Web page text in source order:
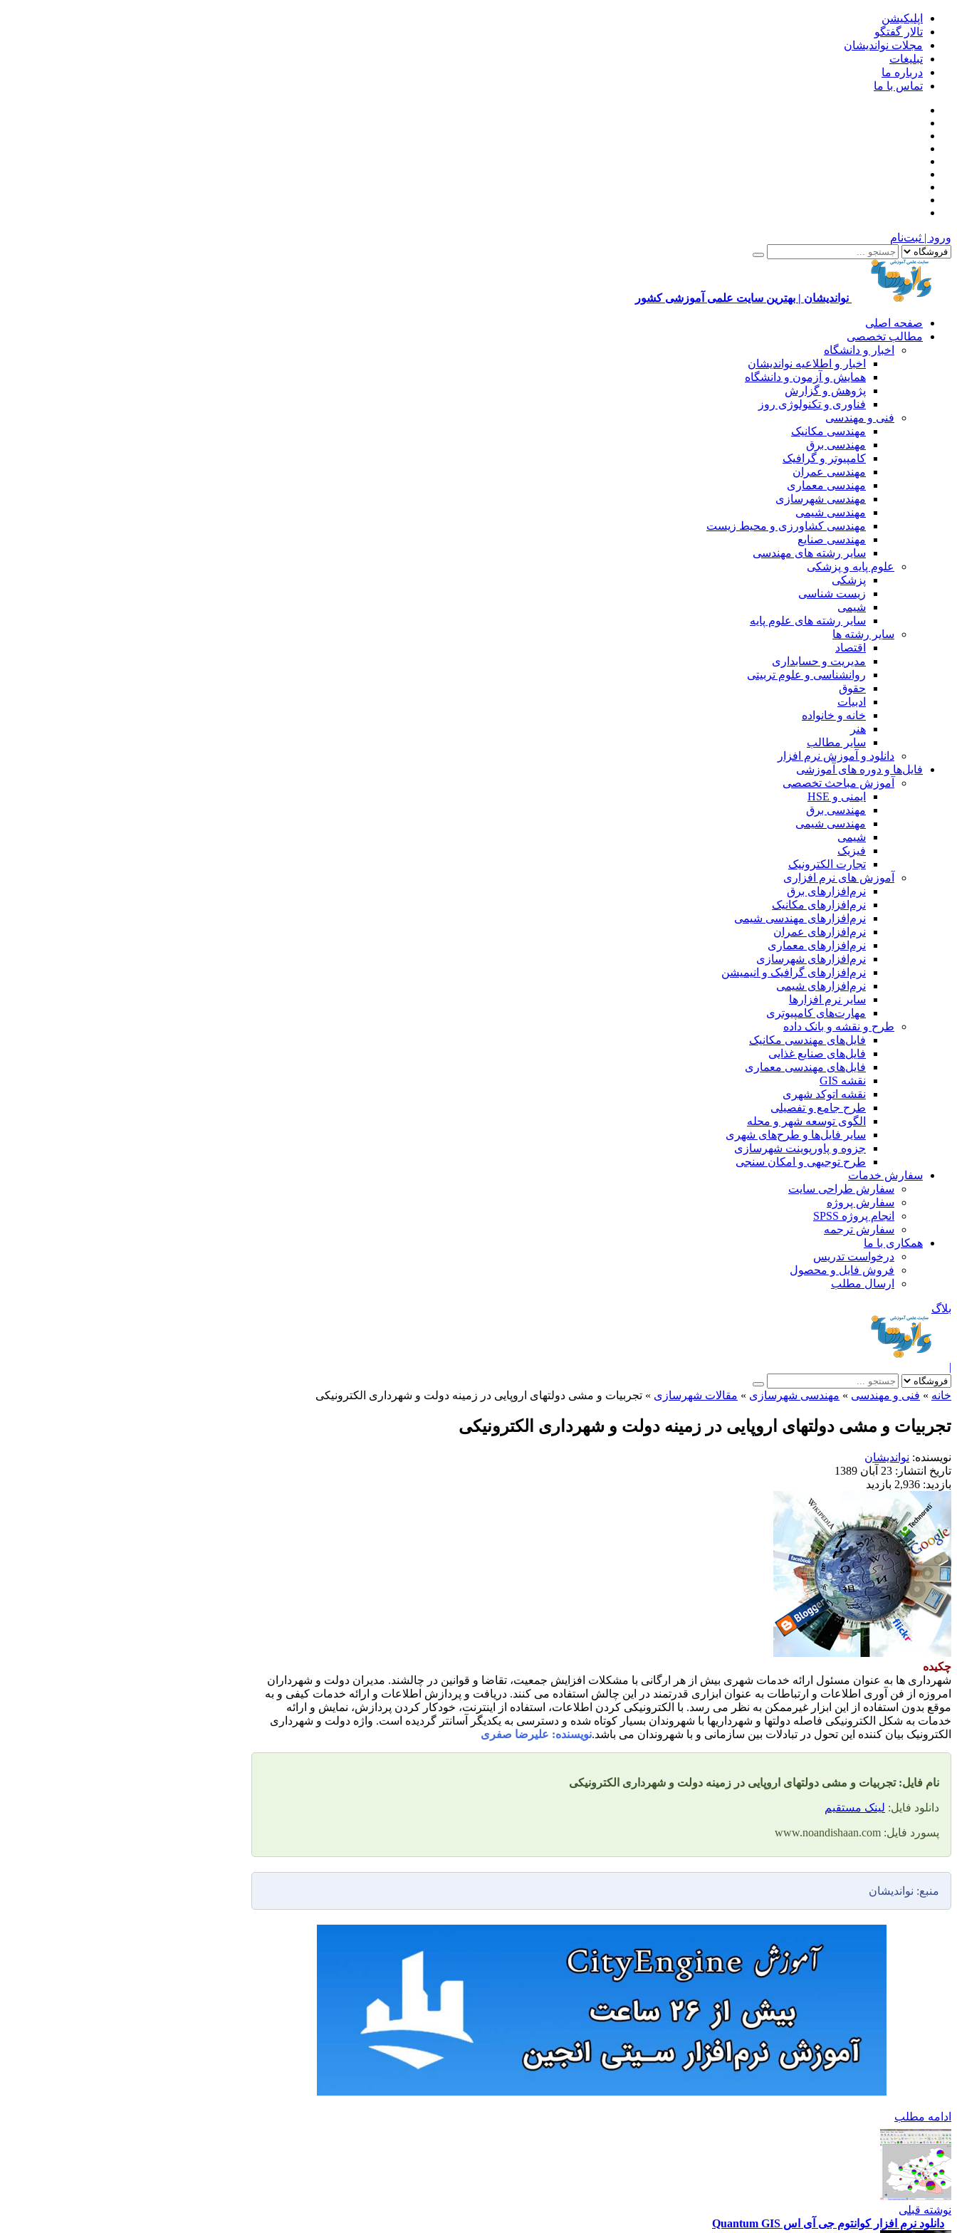
اپلیکیشن
تالار گفتگو
مجلات نواندیشان
تبلیغات
درباره ما
تماس با ما
ورود | ثبت‌نام
نواندیشان | بهترین سایت علمی آموزشی کشور
صفحه اصلی
مطالب تخصصی
اخبار و دانشگاه
اخبار و اطلاعیه نواندیشان
همایش و آزمون و دانشگاه
پژوهش و گزارش
فناوری و تکنولوژی روز
فنی و مهندسی
مهندسی مکانیک
مهندسی برق
کامپیوتر و گرافیک
مهندسی عمران
مهندسی معماری
مهندسی شهرسازی
مهندسی شیمی
مهندسی کشاورزی و محیط زیست
مهندسی صنایع
سایر رشته های مهندسی
علوم پایه و پزشکی
پزشکی
زیست شناسی
شیمی
سایر رشته های علوم پایه
سایر رشته ها
اقتصاد
مدیریت و حسابداری
روانشناسی و علوم تربیتی
حقوق
ادبیات
خانه و خانواده
هنر
سایر مطالب
دانلود و آموزش نرم افزار
فایل‌ها و دوره های آموزشی
آموزش مباحث تخصصی
ایمنی و HSE
مهندسی برق
مهندسی شیمی
شیمی
فیزیک
تجارت الکترونیک
آموزش های نرم افزاری
نرم‌افزارهای برق
نرم‌افزارهای مکانیک
نرم‌افزارهای مهندسی شیمی
نرم‌افزارهای عمران
نرم‌افزارهای معماری
نرم‌افزارهای شهرسازی
نرم‌افزارهای گرافیک و انیمیشن
نرم‌افزارهای شیمی
سایر نرم افزارها
مهارت‌های کامپیوتری
طرح و نقشه و بانک داده
فایل‌های مهندسی مکانیک
فایل‌های صنایع غذایی
فایل‌های مهندسی معماری
نقشه GIS
نقشه اتوکد شهری
طرح جامع و تفصیلی
الگوی توسعه شهر و محله
سایر فایل‌ها و طرح‌های شهری
جزوه و پاورپوینت شهرسازی
طرح توجیهی و امکان سنجی
سفارش خدمات
سفارش طراحی سایت
سفارش پروژه
انجام پروژه SPSS
سفارش ترجمه
همکاری با ما
درخواست تدریس
فروش فایل و محصول
ارسال مطلب
بلاگ
|
خانه » فنی و مهندسی » مهندسی شهرسازی » مقالات شهرسازی » تجربیات و مشی دولتهای اروپایی در زمینه دولت و شهرداری الکترونیکی
تجربیات و مشی دولتهای اروپایی در زمینه دولت و شهرداری الکترونیکی
نویسنده: نواندیشان
تاریخ انتشار: 23 آبان 1389
بازدید: 2,936 بازدید
چکیده
شهرداری ها به عنوان مسئول ارائه خدمات شهری بیش از هر ارگانی با مشکلات افزایش جمعیت، تقاضا و قوانین در چالشند. مدیران دولت و شهرداران
امروزه از فن آوری اطلاعات و ارتباطات به عنوان ابزاری قدرتمند در این چالش استفاده می کنند. دریافت و پردازش اطلاعات و ارائه خدمات کیفی و به
موقع بدون استفاده از این ابزار غیرممکن به نظر می رسد. با الکترونیکی کردن اطلاعات، استفاده از اینترنت، خودکار کردن پردازش، نمایش و ارائه
خدمات به شکل الکترونیکی فاصله دولتها و شهرداریها با شهروندان بسیار کوتاه شده و دسترسی به یکدیگر آسانتر گردیده است. واژه دولت و شهرداری
الکترونیک بیان کننده این تحول در تبادلات بین سازمانی و با شهروندان می باشد.نویسنده: علیرضا صفری
نام فایل: تجربیات و مشی دولتهای اروپایی در زمینه دولت و شهرداری الکترونیکی
دانلود فایل: لینک مستقیم
پسورد فایل: www.noandishaan.com
منبع: نواندیشان
ادامه مطلب
نوشته قبلی
دانلود نرم افزار کوانتوم جی آی اس Quantum GIS